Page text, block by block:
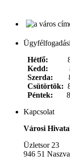
Hétfő:
Kedd:
Szerda:
Csütörtök:
Péntek:
Kapcsolat
Városi
Üzletsor 23
946 51